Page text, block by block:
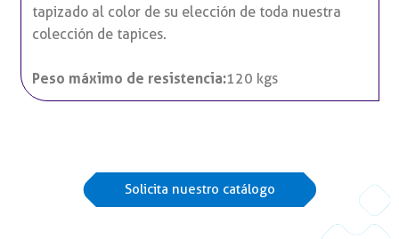
tapizado al color de su elección de toda nuestra
colección de tapices.
Peso máximo de resistencia:120 kgs
Solicita nuestro catálogo